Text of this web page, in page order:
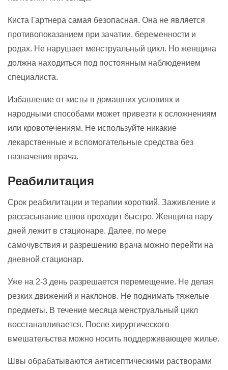
Киста Гартнера самая безопасная. Она не является
противопоказанием при зачатии, беременности и
родах. Не нарушает менструальный цикл. Но женщина
должна находиться под постоянным наблюдением
специалиста.
Избавление от кисты в домашних условиях и
народными способами может привезти к осложнениям
или кровотечениям. Не используйте никакие
лекарственные и вспомогательные средства без
назначения врача.
Реабилитация
Срок реабилитации и терапии короткий. Заживление и
рассасывание швов проходит быстро. Женщина пару
дней лежит в стационаре. Далее, по мере
самочувствия и разрешению врача можно перейти на
дневной стационар.
Уже на 2-3 день разрешается перемещение. Не делая
резких движений и наклонов. Не поднимать тяжелые
предметы. В течение месяца менструальный цикл
восстанавливается. После хирургического
вмешательства можно носить поддерживающее жилье.
Швы обрабатываются антисептическими растворами